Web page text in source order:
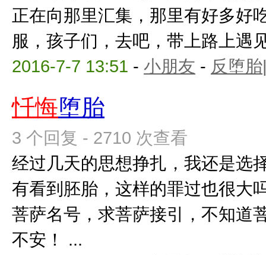
正在向那里汇集，那里有好多好
服，孩子们，去吧，带上路上遇
2016-7-7 13:51 - 小朋友 - 反堕
忏悔堕胎
3 个回复 - 2710 次查看
经过几天的思想挣扎，我还是选
有看到胚胎，这样的罪过也很大
菩萨名号，求菩萨接引，不知道
不安！ ...